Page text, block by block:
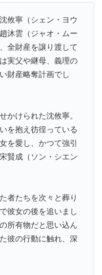
攸寧（シェン・ヨウ
沐雲（ジャオ・ムー
全財産を譲り渡して
実父や継母、義理の
財産略奪計画でし
かけられた沈攸寧。
を抱え彷徨っている
を愛し、かつて強引
賢成（ソン・シエン
者たちを次々と葬り
彼女の後を追いまし
所有物だと思い込ん
彼の行動に触れ、深